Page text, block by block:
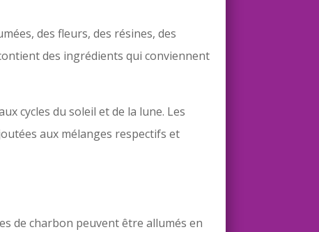
des fleurs, des résines, des
des ingrédients qui conviennent
cycles du soleil et de la lune. Les
aux mélanges respectifs et
de charbon peuvent être allumés en